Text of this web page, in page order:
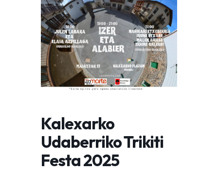
Kalexarko
Udaberriko Trikiti
Festa 2025